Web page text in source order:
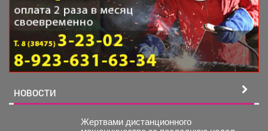
НОВОСТИ
️Жертвами дистанционного